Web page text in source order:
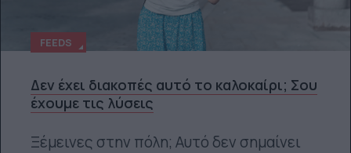
FEEDS
Δεν έχει διακοπές αυτό το καλοκαίρι; Σου
έχουμε τις λύσεις
Ξέμεινες στην πόλη; Αυτό δεν σημαίνει